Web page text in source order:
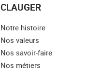
CLAUGER
Notre histoire
Nos valeurs
Nos savoir-faire
Nos métiers